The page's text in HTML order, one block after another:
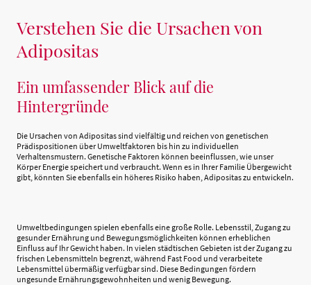
Verstehen Sie die Ursachen von
Adipositas
Ein umfassender Blick auf die
Hintergründe
Die Ursachen von Adipositas sind vielfältig und reichen von genetischen
Prädispositionen über Umweltfaktoren bis hin zu individuellen
Verhaltensmustern. Genetische Faktoren können beeinflussen, wie unser
Körper Energie speichert und verbraucht. Wenn es in Ihrer Familie Übergewicht
gibt, könnten Sie ebenfalls ein höheres Risiko haben, Adipositas zu entwickeln.
Umweltbedingungen spielen ebenfalls eine große Rolle. Lebensstil, Zugang zu
gesunder Ernährung und Bewegungsmöglichkeiten können erheblichen
Einfluss auf Ihr Gewicht haben. In vielen städtischen Gebieten ist der Zugang zu
frischen Lebensmitteln begrenzt, während Fast Food und verarbeitete
Lebensmittel übermäßig verfügbar sind. Diese Bedingungen fördern
ungesunde Ernährungsgewohnheiten und wenig Bewegung.